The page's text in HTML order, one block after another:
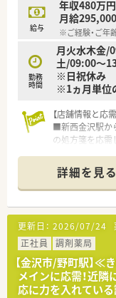
給与
年収480万
月給
※ご経験・ご年
勤務
時間
月火水木金/
土/09:00～
※日祝休み
※1ヵ月単位
【店舗情報と応
■新西金沢駅か
の処方箋を応需
務しています。
■応需先はメイ
る処方箋を経験
【募集背景と求
■今回の募集は
方におすすめです
■頑張って仕事
めています。
■未経験の方や
して働けます。
詳細を見る
更新日： 2026/07/24
正社員
調剤薬局
【金沢市/野町駅】≪
メインに応需！近隣
応に力を入れている